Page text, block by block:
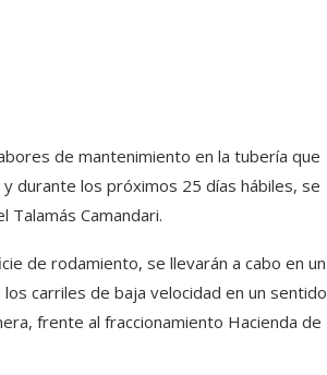
de mantenimiento en la tubería que
durante los próximos 25 días hábiles, se
Talamás Camandari.
de rodamiento, se llevarán a cabo en un
carriles de baja velocidad en un sentido
frente al fraccionamiento Hacienda de